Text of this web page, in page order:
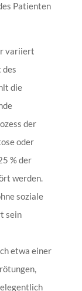
Patienten
variiert
des
die
der
oder
% der
werden.
soziale
sein
etwa einer